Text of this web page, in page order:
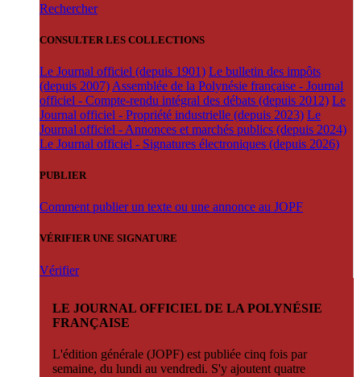
Rechercher
CONSULTER LES COLLECTIONS
Le Journal officiel (depuis 1901) Le bulletin des impôts
(depuis 2007) Assemblée de la Polynésie française - Journal
officiel - Compte-rendu intégral des débats (depuis 2012) Le
Journal officiel - Propriété industrielle (depuis 2023) Le
Journal officiel - Annonces et marchés publics (depuis 2024)
Le Journal officiel - Signatures électroniques (depuis 2026)
PUBLIER
Comment publier un texte ou une annonce au JOPF
VÉRIFIER UNE SIGNATURE
Vérifier
LE JOURNAL OFFICIEL DE LA POLYNÉSIE
FRANÇAISE
L'édition générale (JOPF) est publiée cinq fois par
semaine, du lundi au vendredi. S'y ajoutent quatre